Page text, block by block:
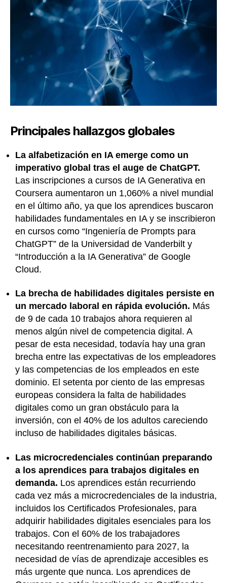
Principales hallazgos globales
La alfabetización en IA emerge como un
imperativo global tras el auge de ChatGPT.
Las inscripciones a cursos de IA Generativa en
Coursera aumentaron un 1,060% a nivel mundial
en el último año, ya que los aprendices buscaron
habilidades fundamentales en IA y se inscribieron
en cursos como “Ingeniería de Prompts para
ChatGPT” de la Universidad de Vanderbilt y
“Introducción a la IA Generativa” de Google
Cloud.
La brecha de habilidades digitales persiste en
un mercado laboral en rápida evolución. Más
de 9 de cada 10 trabajos ahora requieren al
menos algún nivel de competencia digital. A
pesar de esta necesidad, todavía hay una gran
brecha entre las expectativas de los empleadores
y las competencias de los empleados en este
dominio. El setenta por ciento de las empresas
europeas considera la falta de habilidades
digitales como un gran obstáculo para la
inversión, con el 40% de los adultos careciendo
incluso de habilidades digitales básicas.
Las microcredenciales continúan preparando
a los aprendices para trabajos digitales en
demanda. Los aprendices están recurriendo
cada vez más a microcredenciales de la industria,
incluidos los Certificados Profesionales, para
adquirir habilidades digitales esenciales para los
trabajos. Con el 60% de los trabajadores
necesitando reentrenamiento para 2027, la
necesidad de vías de aprendizaje accesibles es
más urgente que nunca. Los aprendices de